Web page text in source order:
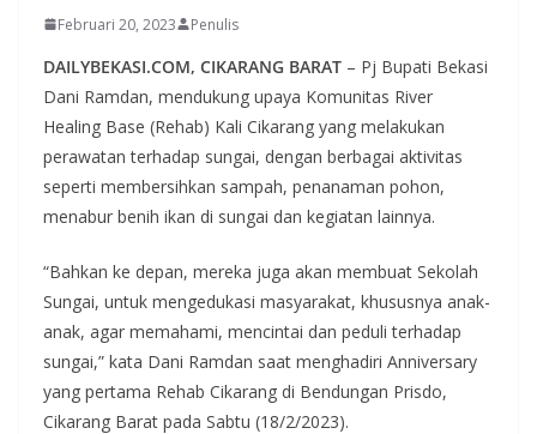
Februari 20, 2023 Penulis
DAILYBEKASI.COM, CIKARANG BARAT – Pj Bupati Bekasi
Dani Ramdan, mendukung upaya Komunitas River
Healing Base (Rehab) Kali Cikarang yang melakukan
perawatan terhadap sungai, dengan berbagai aktivitas
seperti membersihkan sampah, penanaman pohon,
menabur benih ikan di sungai dan kegiatan lainnya.
“Bahkan ke depan, mereka juga akan membuat Sekolah
Sungai, untuk mengedukasi masyarakat, khususnya anak-
anak, agar memahami, mencintai dan peduli terhadap
sungai,” kata Dani Ramdan saat menghadiri Anniversary
yang pertama Rehab Cikarang di Bendungan Prisdo,
Cikarang Barat pada Sabtu (18/2/2023).